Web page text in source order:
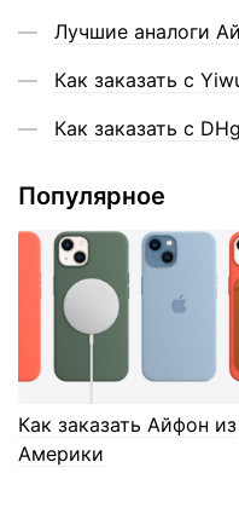
Лучшие аналоги
Как заказать с
Как заказать с
Популярное
Как заказать Айфон из
Америки